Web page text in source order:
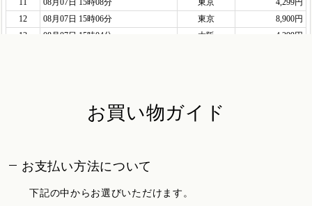
お買い物ガイド
お支払い方法について
下記の中からお選びいただけます。